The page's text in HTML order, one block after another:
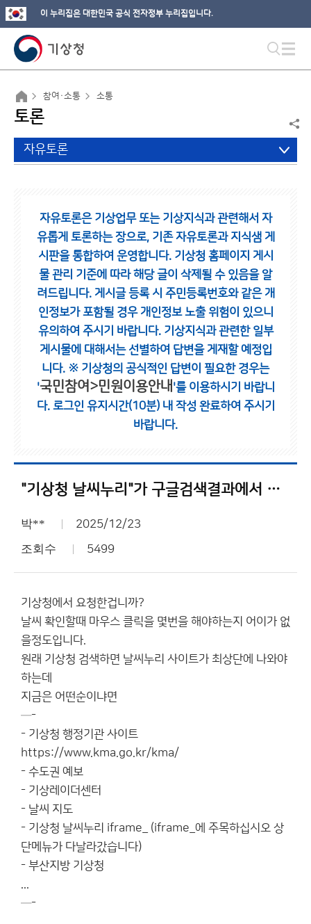
이 누리집은 대한민국 공식 전자정부 누리집입니다.
참여·소통 소통
토론
자유토론
자유토론은 기상업무 또는 기상지식과 관련해서 자
유롭게 토론하는 장으로, 기존 자유토론과 지식샘 게
시판을 통합하여 운영합니다. 기상청 홈페이지 게시
물 관리 기준에 따라 해당 글이 삭제될 수 있음을 알
려드립니다. 게시글 등록 시 주민등록번호와 같은 개
인정보가 포함될 경우 개인정보 노출 위험이 있으니
유의하여 주시기 바랍니다. 기상지식과 관련한 일부
게시물에 대해서는 선별하여 답변을 게재할 예정입
니다. ※ 기상청의 공식적인 답변이 필요한 경우는
'국민참여>민원이용안내 '를 이용하시기 바랍니
다. 로그인 유지시간(10분) 내 작성 완료하여 주시기
바랍니다.
"기상청 날씨누리"가 구글검색결과에서 제외된 이유가 뭡니까?
박** 2025/12/23
조회수 5499
기상청에서 요청한겁니까?
날씨 확인할때 마우스 클릭을 몇번을 해야하는지 어이가 없
을정도입니다.
원래 기상청 검색하면 날씨누리 사이트가 최상단에 나와야
하는데
지금은 어떤순이냐면
─-
- 기상청 행정기관 사이트
https://www.kma.go.kr/kma/
- 수도권 예보
- 기상레이더센터
- 날씨 지도
- 기상청 날씨누리 iframe_ (iframe_에 주목하십시오 상
단메뉴가 다날라갔습니다)
- 부산지방 기상청
...
─-